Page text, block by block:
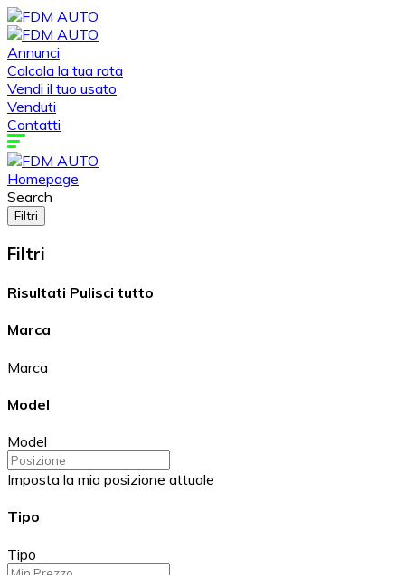
Annunci
Calcola la tua rata
Vendi il tuo usato
Venduti
Contatti
Homepage
Search
Filtri
Filtri
Risultati Pulisci tutto
Marca
Marca
Model
Model
Imposta la mia posizione attuale
Tipo
Tipo